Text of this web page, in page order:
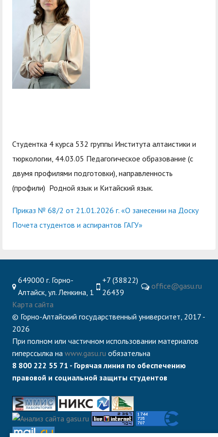
служением»
Студентка 4 курса 532 группы Института алтаистики и
тюркологии, 44.03.05 Педагогическое образование (с
двумя профилями подготовки), направленность
(профили) Родной язык и Китайский язык.
Приказ № 68/2 от 21.01.2026 г. «О занесении на Доску
Почета студентов и аспирантов ГАГУ»
649000 г. Горно-
Алтайск, ул. Ленкина, 1
+7 (38822)
26439
office@gasu.ru
Карта сайта
© Горно-Алтайский государственный университет, 2017 -
2026
При полном или частичном использовании материалов
гиперссылка на www.gasu.ru обязательна
8 800 222 55 71 - Горячая линия по обеспечению
правовой и социальной защиты студентов